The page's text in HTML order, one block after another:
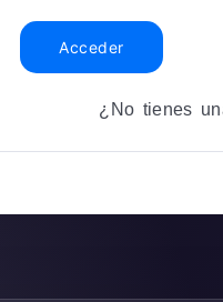
Acceder
¿No tienes